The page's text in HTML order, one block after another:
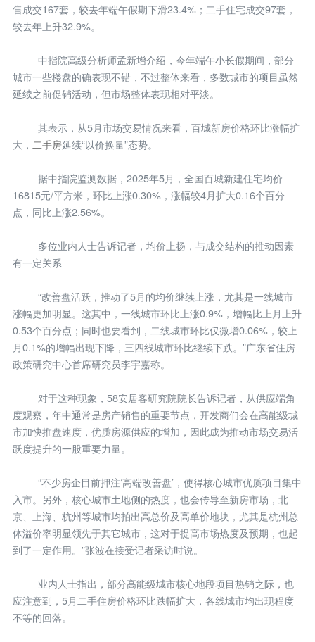
售成交167套，较去年端午假期下滑23.4%；二手住宅成交97套，
较去年上升32.9%。
中指院高级分析师孟新增介绍，今年端午小长假期间，部分
城市一些楼盘的确表现不错，不过整体来看，多数城市的项目虽然
延续之前促销活动，但市场整体表现相对平淡。
其表示，从5月市场交易情况来看，百城新房价格环比涨幅扩
大， 二手房延续“以价换量”态势。
据中指院监测数据，2025年5月，全国百城新建住宅均价
16815元/平方米，环比上涨0.30%，涨幅较4月扩大0.16个百分
点，同比上涨2.56%。
多位业内人士告诉记者，均价上扬，与成交结构的推动因素
有一定关系
“改善盘活跃，推动了5月的均价继续上涨，尤其是一线城市
涨幅更加明显。这其中，一线城市环比上涨0.9%，增幅比上月上升
0.53个百分点；同时也要看到，二线城市环比仅微增0.06%，较上
月0.1%的增幅出现下降，三四线城市环比继续下跌。”广东省住房
政策研究中心首席研究员李宇嘉称。
对于这种现象，58安居客研究院院长告诉记者，从供应端角
度观察，年中通常是房产销售的重要节点，开发商们会在高能级城
市加快推盘速度，优质房源供应的增加，因此成为推动市场交易活
跃度提升的一股重要力量。
“不少房企目前押注‘高端改善盘’，使得核心城市优质项目集中
入市。另外，核心城市土地侧的热度，也会传导至新房市场，北
京、上海、杭州等城市均拍出高总价及高单价地块，尤其是杭州总
体溢价率明显领先于其它城市，这对于提高市场热度及预期，也起
到了一定作用。”张波在接受记者采访时说。
业内人士指出，部分高能级城市核心地段项目热销之际，也
应注意到，5月二手住房价格环比跌幅扩大，各线城市均出现程度
不等的回落。